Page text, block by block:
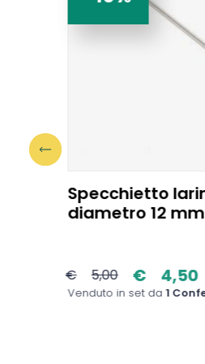
Specchietto
diametro 12 mm
€ 5,00 € 4,50
Venduto in set da1